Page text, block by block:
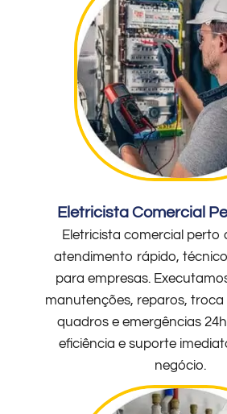
Eletricista Comercial
Eletricista comercial perto
atendimento rápido,
para empresas.
manutenções, reparos, troca
quadros e emergências
eficiência e suporte
negócio.